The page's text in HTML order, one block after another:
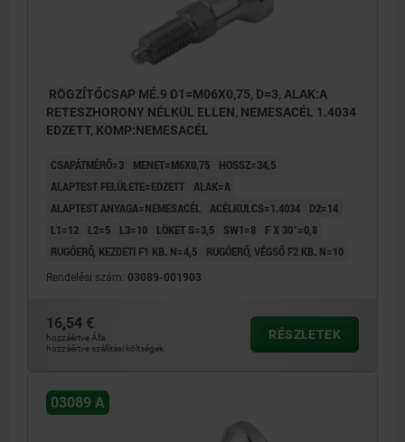
RÖGZÍTŐCSAP MÉ.9 D1=M06X0,75, D=3, ALAK:A
RETESZHORONY NÉLKÜL ELLEN, NEMESACÉL 1.4034
EDZETT, KOMP:NEMESACÉL
CSAPÁTMÉRŐ=3 MENET=M6X0,75
HOSSZ=34,5
ALAPTEST FELÜLETE=EDZETT ALAK=A
ALAPTEST ANYAGA=NEMESACÉL ACÉLKULCS=1.4034
D2=14
L1=12
L2=5 L3=10 LÖKET S=3,5 SW1=8
F X 30°=0,8
RUGÓERŐ, KEZDETI F1 KB. N=4,5
RUGÓERŐ, VÉGSŐ F2 KB. N=10
Rendelési szám: 03089-001903
16,54 €
hozzáértve Áfa
hozzáértve szállítási költségek
RÉSZLETEK
03089 A